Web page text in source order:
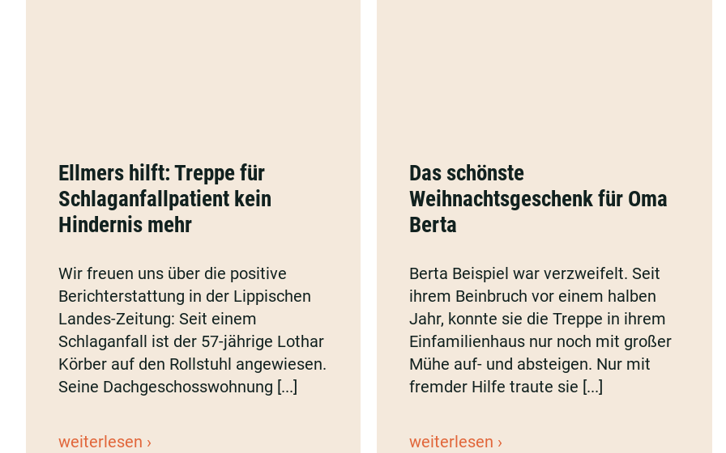
Treppe
Schlaganfallpatient
Hindernis
mehr
Ellmers hilft: Treppe für
Schlaganfallpatient kein
Hindernis mehr
Wir freuen uns über die positive
Berichterstattung in der Lippischen
Landes-Zeitung: Seit einem
Schlaganfall ist der 57-jährige Lothar
Körber auf den Rollstuhl angewiesen.
Seine Dachgeschosswohnung [...]
weiterlesen Ellmers
schönste
Weihnachtsgeschenk
Oma
Das schönste
Weihnachtsgeschenk für Oma
Berta
Berta Beispiel war verzweifelt. Seit
ihrem Beinbruch vor einem halben
Jahr, konnte sie die Treppe in ihrem
Einfamilienhaus nur noch mit großer
Mühe auf- und absteigen. Nur mit
fremder Hilfe traute sie [...]
weiterlesen Das